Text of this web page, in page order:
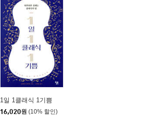
1일 1클래식 1기쁨
16,020원 (10% 할인)